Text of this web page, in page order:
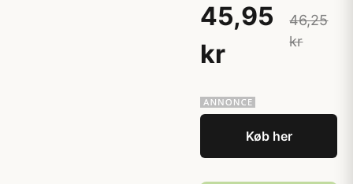
45,95
kr
46,25
kr
Køb her